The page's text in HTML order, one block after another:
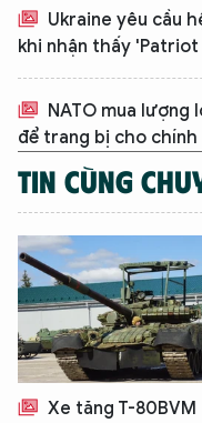
Ukraine yêu cầu
khi nhận thấy
NATO mua lượng
để trang bị cho chính
TIN CÙNG
Xe tăng T-80BVM